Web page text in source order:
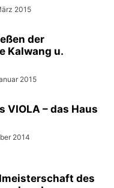
2015
der
Kalwang u.
2015
VIOLA – das Haus
2014
des